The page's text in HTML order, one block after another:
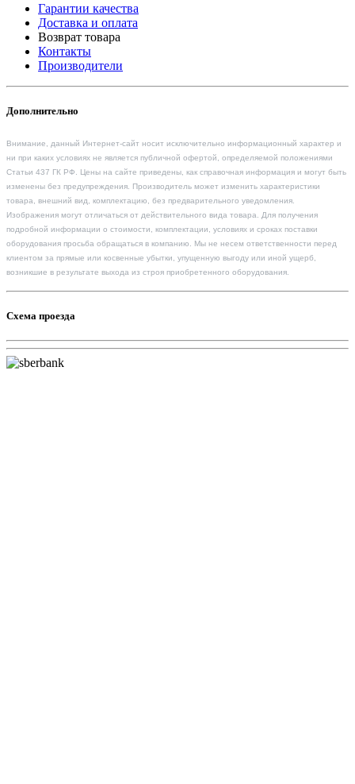
Гарантии качества
Доставка и оплата
Возврат товара
Контакты
Производители
Дополнительно
Внимание, данный Интернет-сайт носит исключительно информационный характер и
ни при каких условиях не является публичной офертой, определяемой положениями
Статьи 437 ГК РФ. Цены на сайте приведены, как справочная информация и могут быть
изменены без предупреждения. Производитель может изменить характеристики
товара, внешний вид, комплектацию, без предварительного уведомления.
Изображения могут отличаться от действительного вида товара. Для получения
подробной информации о стоимости, комплектации, условиях и сроках поставки
оборудования просьба обращаться в компанию. Мы не несем ответственности перед
клиентом за прямые или косвенные убытки, упущенную выгоду или иной ущерб,
возникшие в результате выхода из строя приобретенного оборудования.
Схема проезда